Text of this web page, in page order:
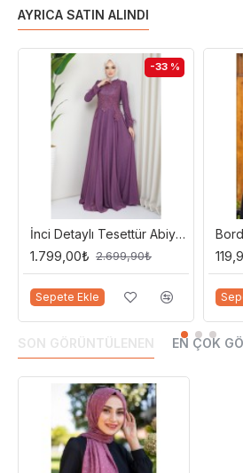
AYRICA SATIN ALINDI
-33 %
İnci Detaylı Tesettür Abiye Elbise - Mor
1.799,00₺ 2.699,90₺
Sepete Ekle
SON GÖRÜNTÜLENEN EN ÇOK